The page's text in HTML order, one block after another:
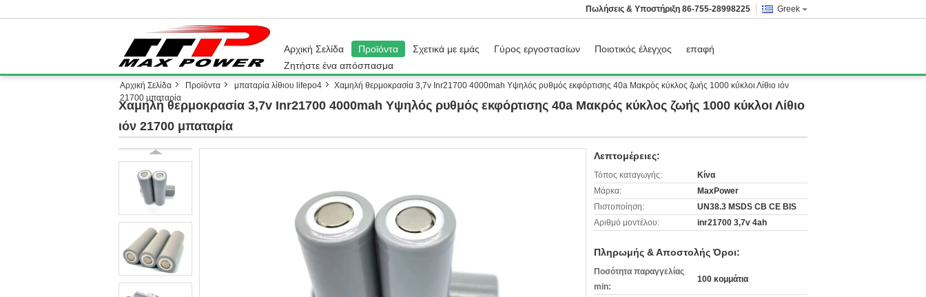
Greek
Πωλήσεις & Υποστήριξη 86-755-28998225
Αρχική Σελίδα Προϊόντα Σχετικά με εμάς Γύρος εργοστασίων Ποιοτικός έλεγχος
επαφή
Ζητήστε ένα απόσπασμα
Αρχική Σελίδα Προϊόντα μπαταρία λίθιου lifepo4
Χαμηλή θερμοκρασία 3,7v Inr21700 4000mah Υψηλός ρυθμός εκφόρτισης 40a Μακρός κύκλος ζωής 1000 κύκλοι Λίθιο ιόν
21700 μπαταρία
Χαμηλή θερμοκρασία 3,7v Inr21700 4000mah Υψηλός ρυθμός εκφόρτισης 40a Μακρός κύκλος ζωής 1000 κύκλοι Λίθιο
ιόν 21700 μπαταρία
Λεπτομέρειες:
Τόπος καταγωγής:
Κίνα
Μάρκα:
MaxPower
Πιστοποίηση:
UN38.3 MSDS CB CE BIS
Αριθμό μοντέλου:
inr21700 3,7v 4ah
Πληρωμής & Αποστολής Όροι:
Ποσότητα παραγγελίας
min:
100 κομμάτια